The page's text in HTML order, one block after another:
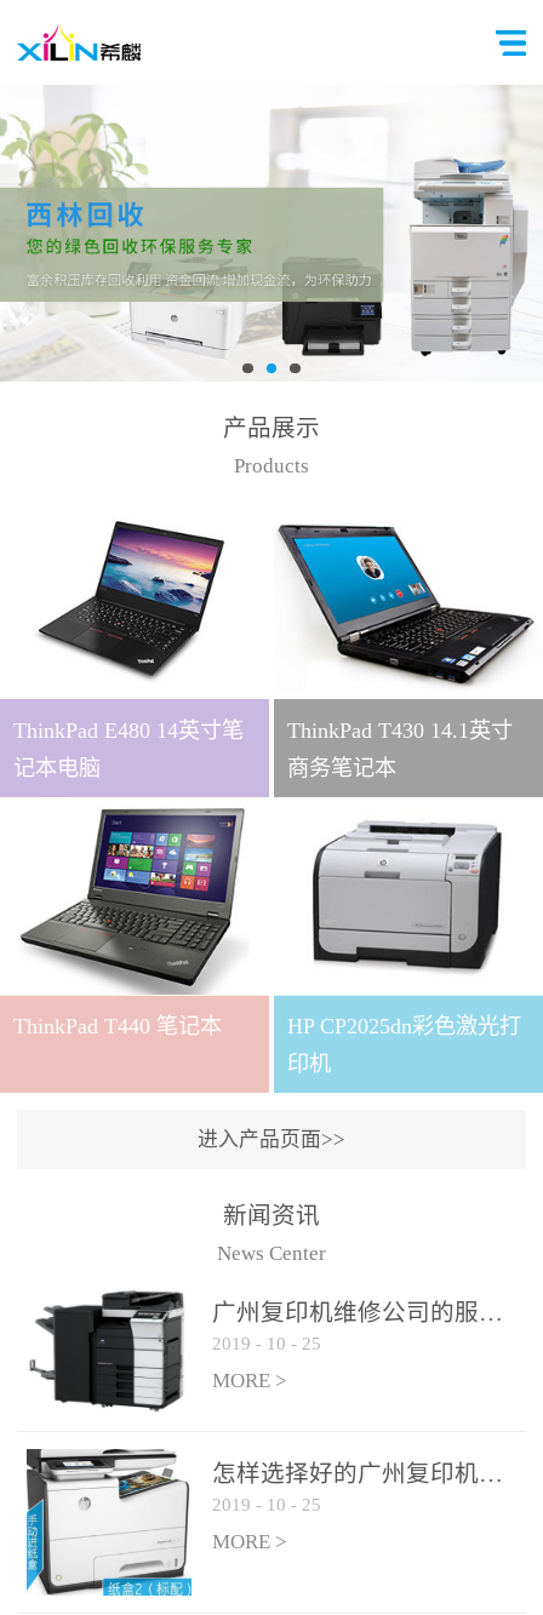
产品展示
Products
ThinkPad E480 14英寸笔
记本电脑
ThinkPad T430 14.1英寸
商务笔记本
ThinkPad T440 笔记本
HP CP2025dn彩色激光打
印机
进入产品页面>>
新闻资讯
News Center
广州复印机维修公司的服务如何?
2019 - 10 - 25
MORE >
怎样选择好的广州复印机维修公司?
2019 - 10 - 25
MORE >